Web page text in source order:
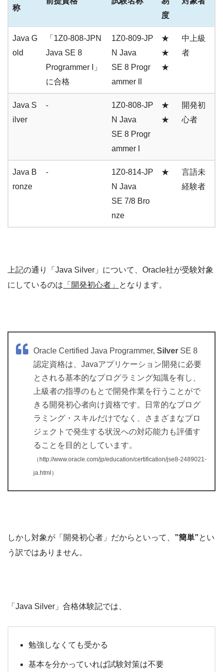
称
度
Java G
old
「1Z0-808-JPN
Java SE 8
Programmer I」
に合格
1Z0-809-JP
N Java
SE 8 Progr
ammer II
★
★
★
中上級
者
Java S
ilver
-
1Z0-808-JP
N Java
SE 8 Progr
ammer I
★
★
開発初
心者
Java B
ronze
-
1Z0-814-JP
N Java
SE 7/8 Bro
nze
★
言語未
経験者
上記の通り「Java Silver」について、Oracle社が受験対象
にしているのは 「開発初心者」 となります。
Oracle Certified Java Programmer, Silver SE 8
認定資格は、Javaアプリケーション開発に必要
とされる基本的なプログラミング知識を有し、
上級者の指導のもとで開発作業を行うことがで
きる開発初心者向け資格です。日常的なプログ
ラミング・スキルだけでなく、さまざまなプロ
ジェクトで発生する状況への対応能力も評価す
ることを目的としています。
（http://www.oracle.com/jp/education/certification/jse8-2489021-
ja.html）
しかし対象が「開発初心者」だからといって、 ”簡単”とい
う訳ではありません。
「Java Silver」合格体験記では、
勉強しなくても受かる
基本を分かっていれば試験対策は不要